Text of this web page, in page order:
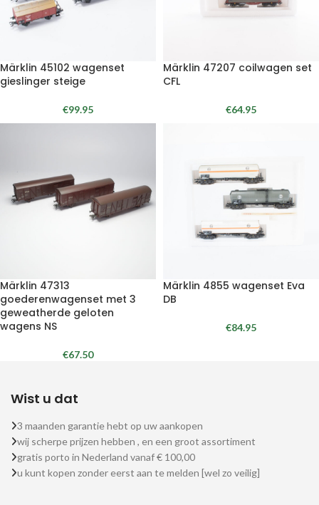
Märklin 45102 wagenset
gieslinger steige
€99.95
Märklin 47207 coilwagen set
CFL
€64.95
Märklin 47313
goederenwagenset met 3
geweatherde geloten
wagens NS
€67.50
Märklin 4855 wagenset Eva
DB
€84.95
Wist u dat
3 maanden garantie hebt op uw aankopen
wij scherpe prijzen hebben , en een groot assortiment
gratis porto in Nederland vanaf € 100,00
u kunt kopen zonder eerst aan te melden [wel zo veilig]